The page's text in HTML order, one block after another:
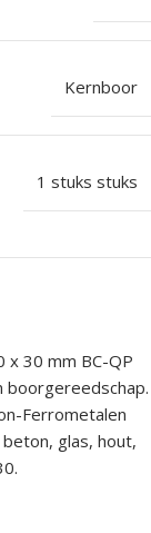
Kernboor
1 stuks stuks
x 30 mm BC-QP
Ferrometalen
glas, hout,